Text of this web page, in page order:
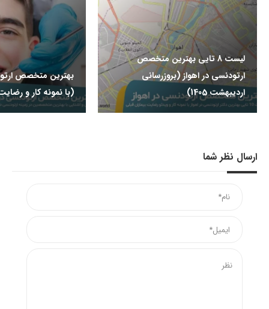
لیست 8 تایی بهترین متخصص
ارتودنسی در اهواز (بروزرسانی
اردیبهشت 1405)
بهترین متخصص
(با نمونه کار و
ارسال نظر شما